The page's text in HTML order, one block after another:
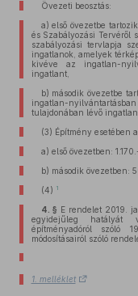
Övezeti beosztás:
a) első övezetbe
és Szabályozási Tervéről
szabályozási tervlapja
ingatlanok, amelyek
kivéve az ingatlan-
ingatlant,
b) második övezetbe
ingatlan-
tulajdonában lévő
(3) Építmény esetében
a) első övezetben:
b) második övezetben:
(4) 1
4. § E rendelet 2019.
egyidejűleg hatályát
építményadóról szóló
módosításairól szóló
1. melléklet